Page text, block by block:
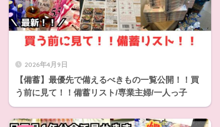
2026年4月9日
【備蓄】最優先で備えるべきもの一覧公開！！買
う前に見て！！備蓄リスト/専業主婦/一人っ子